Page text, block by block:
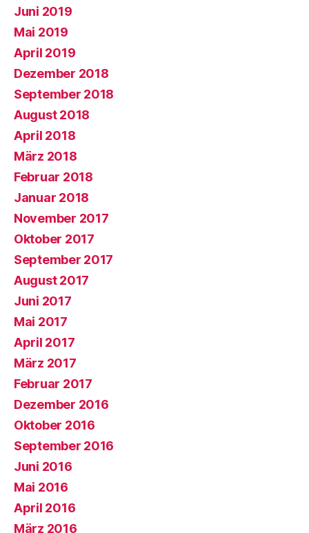
Juni 2019
Mai 2019
April 2019
Dezember 2018
September 2018
August 2018
April 2018
März 2018
Februar 2018
Januar 2018
November 2017
Oktober 2017
September 2017
August 2017
Juni 2017
Mai 2017
April 2017
März 2017
Februar 2017
Dezember 2016
Oktober 2016
September 2016
Juni 2016
Mai 2016
April 2016
März 2016